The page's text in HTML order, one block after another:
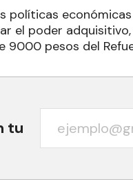
políticas
el poder adquisitivo,
9000 pesos del
tu